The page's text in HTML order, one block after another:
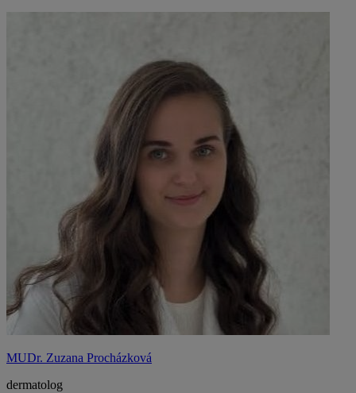
MUDr. Zuzana Procházková
dermatolog